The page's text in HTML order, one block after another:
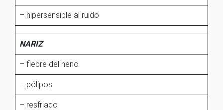
– hipersensible al ruido
NARIZ
– fiebre del heno
– pólipos
– resfriado